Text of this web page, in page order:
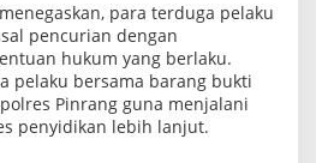
a
n
para terduga pelaku
pencurian dengan
hukum yang berlaku.
pelaku bersama barang bukti
Pinrang guna menjalani
penyidikan lebih lanjut.